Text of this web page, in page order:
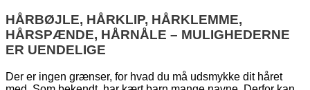
HÅRBØJLE, HÅRKLIP, HÅRKLEMME,
HÅRSPÆNDE, HÅRNÅLE – MULIGHEDERNE
ER UENDELIGE
Der er ingen grænser, for hvad du må udsmykke dit håret